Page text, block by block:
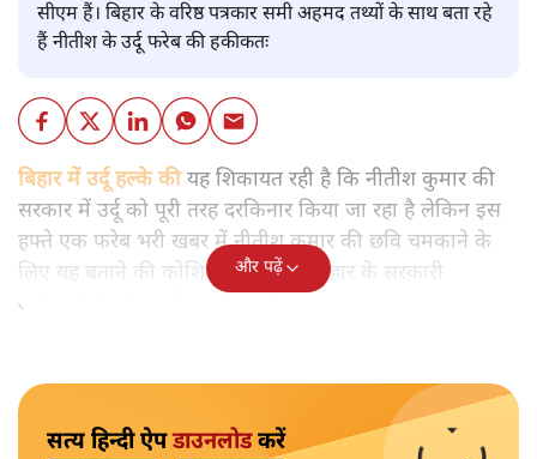
सीएम हैं। बिहार के वरिष्ठ पत्रकार समी अहमद तथ्यों के साथ बता रहे
हैं नीतीश के उर्दू फरेब की हकीकतः
बिहार में उर्दू हल्के कीयह शिकायत रही है कि नीतीश कुमार की
सरकार में उर्दू को पूरी तरह दरकिनार किया जा रहा है लेकिन इस
हफ्ते एक फरेब भरी खबर में नीतीश कुमार की छवि चमकाने के
लिए यह बताने की कोशिश की गई कि बिहार के सरकारी
अधिकारियों को उर्दू सिखाई जाएगी।
और पढ़ें
सत्य हिन्दी ऐपडाउनलोडकरें